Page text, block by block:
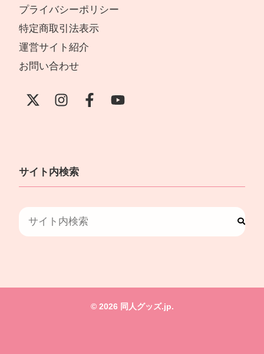
プライバシーポリシー
特定商取引法表示
運営サイト紹介
お問い合わせ
サイト内検索
© 2026 同人グッズ.jp.